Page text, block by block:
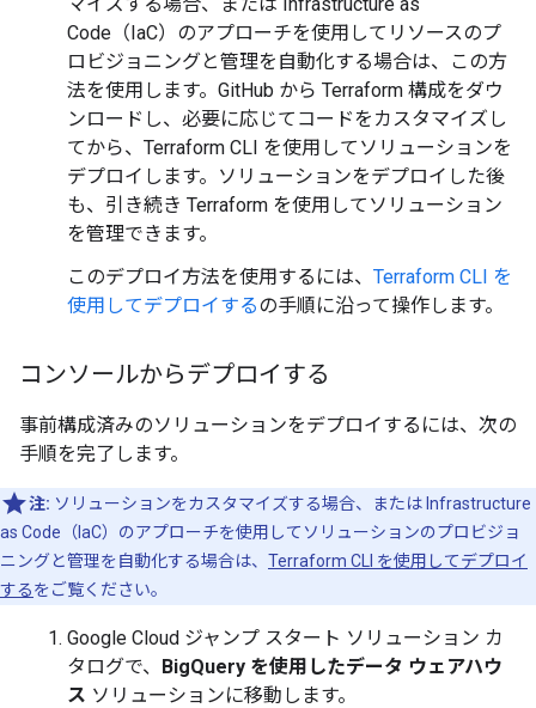
Code（IaC）のアプローチを使用してリソースのプ
ロビジョニングと管理を自動化する場合は、この方
法を使用します。GitHub から Terraform 構成をダウ
ンロードし、必要に応じてコードをカスタマイズし
てから、Terraform CLI を使用してソリューションを
デプロイします。ソリューションをデプロイした後
も、引き続き Terraform を使用してソリューション
を管理できます。
このデプロイ方法を使用するには、 Terraform CLI を
使用してデプロイするの手順に沿って操作します。
コンソールからデプロイする
事前構成済みのソリューションをデプロイするには、次の
手順を完了します。
注: ソリューションをカスタマイズする場合、または Infrastructure
as Code（IaC）のアプローチを使用してソリューションのプロビジョ
ニングと管理を自動化する場合は、 Terraform CLI を使用してデプロイ
するをご覧ください。
Google Cloud ジャンプ スタート ソリューション カ
タログで、 BigQuery を使用したデータ ウェアハウ
ス ソリューションに移動します。